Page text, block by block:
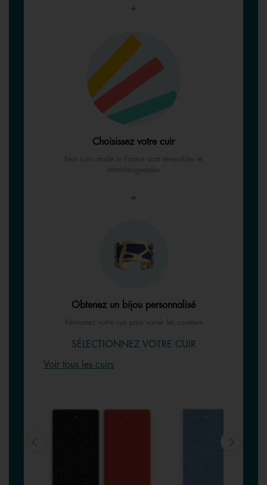
+
Choisissez votre cuir
Nos cuirs made in France sont réversibles et
interchangeables
=
Obtenez un bijou personnalisé
Retournez votre cuir pour varier les couleurs
SÉLECTIONNEZ VOTRE CUIR
Voir tous les cuirs